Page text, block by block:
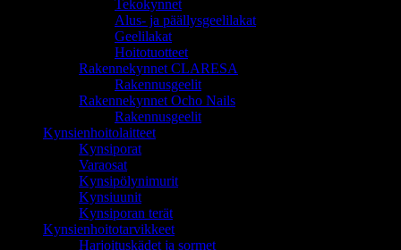
Tekokynnet
Alus- ja päällysgeelilakat
Geelilakat
Hoitotuotteet
Rakennekynnet CLARESA
Rakennusgeelit
Rakennekynnet Ocho Nails
Rakennusgeelit
Kynsienhoitolaitteet
Kynsiporat
Varaosat
Kynsipölynimurit
Kynsiuunit
Kynsiporan terät
Kynsienhoitotarvikkeet
Harjoituskädet ja sormet